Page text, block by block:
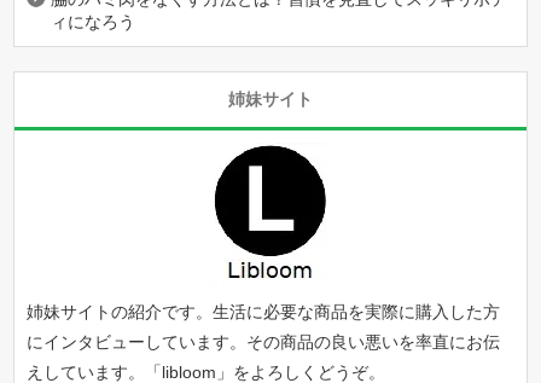
ィになろう
姉妹サイト
姉妹サイトの紹介です。生活に必要な商品を実際に購入した方
にインタビューしています。その商品の良い悪いを率直にお伝
えしています。「libloom 」をよろしくどうぞ。